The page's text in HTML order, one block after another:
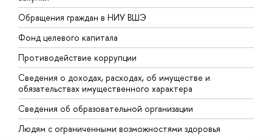
Обращения граждан в НИУ ВШЭ
Фонд целевого капитала
Противодействие коррупции
Сведения о доходах, расходах, об имуществе и
обязательствах имущественного характера
Сведения об образовательной организации
Людям с ограниченными возможностями здоровья